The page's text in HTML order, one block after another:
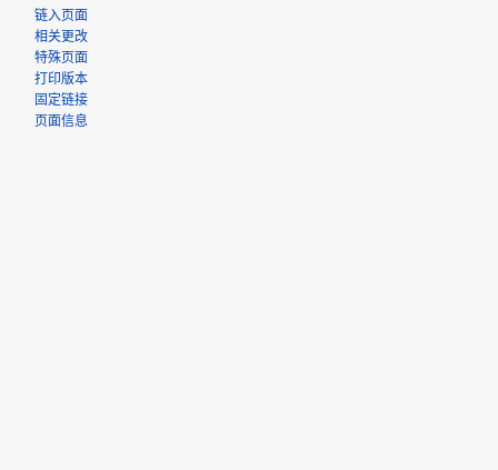
链入页面
相关更改
特殊页面
打印版本
固定链接
页面信息